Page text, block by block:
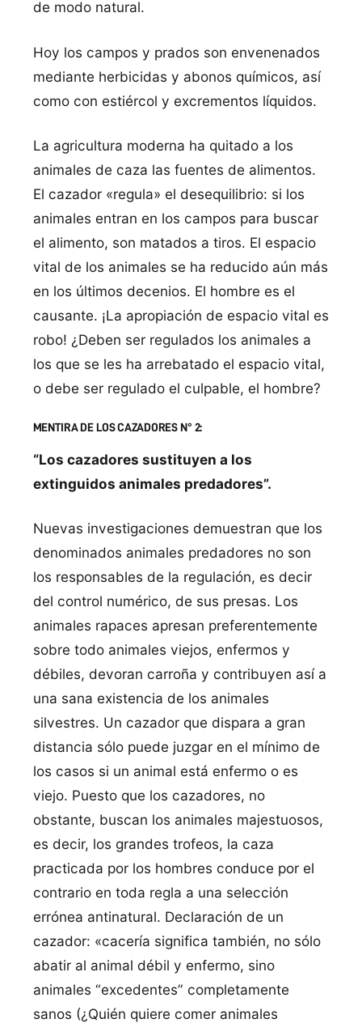
de modo natural.
Hoy los campos y prados son envenenados
mediante herbicidas y abonos químicos, así
como con estiércol y excrementos líquidos.
La agricultura moderna ha quitado a los
animales de caza las fuentes de alimentos.
El cazador «regula» el desequilibrio: si los
animales entran en los campos para buscar
el alimento, son matados a tiros. El espacio
vital de los animales se ha reducido aún más
en los últimos decenios. El hombre es el
causante. ¡La apropiación de espacio vital es
robo! ¿Deben ser regulados los animales a
los que se les ha arrebatado el espacio vital,
o debe ser regulado el culpable, el hombre?
MENTIRA DE LOS CAZADORES N° 2:
“Los cazadores sustituyen a los
extinguidos animales predadores”.
Nuevas investigaciones demuestran que los
denominados animales predadores no son
los responsables de la regulación, es decir
del control numérico, de sus presas. Los
animales rapaces apresan preferentemente
sobre todo animales viejos, enfermos y
débiles, devoran carroña y contribuyen así a
una sana existencia de los animales
silvestres. Un cazador que dispara a gran
distancia sólo puede juzgar en el mínimo de
los casos si un animal está enfermo o es
viejo. Puesto que los cazadores, no
obstante, buscan los animales majestuosos,
es decir, los grandes trofeos, la caza
practicada por los hombres conduce por el
contrario en toda regla a una selección
errónea antinatural. Declaración de un
cazador: «cacería significa también, no sólo
abatir al animal débil y enfermo, sino
animales “excedentes” completamente
sanos (¿Quién quiere comer animales